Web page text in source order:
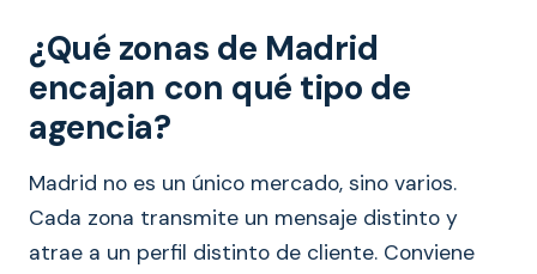
¿Qué zonas de Madrid
encajan con qué tipo de
agencia?
Madrid no es un único mercado, sino varios.
Cada zona transmite un mensaje distinto y
atrae a un perfil distinto de cliente. Conviene